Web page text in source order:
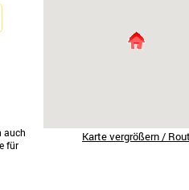
Karte vergrößern /
auch
für